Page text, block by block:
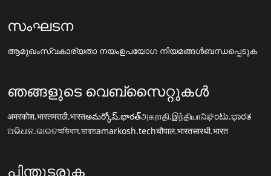
സംഘടന
ആമുഖംസ്വകാര്യതാ നയംഉപയോഗ നിയമങ്ങൾബന്ധപ്പെടുക
ഞങ്ങളുടെ വെബ്സൈറ്റുകൾ
अमरकोश.भारतमराठी.भारतఅమర్కోష్.భారత్அகராதி.இந்தியாನಿಘಂಟು.ಭಾರತ
ଅଭିଧାନ.ଭାରତঅভিধান.ভারতamarkosh.techचौपाल.भारतसारथी.भारत
പിന്തുടരുക